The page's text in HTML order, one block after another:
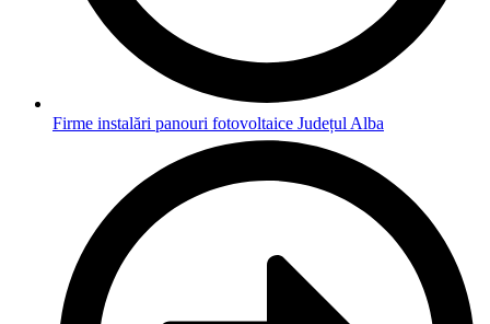
Firme instalări panouri fotovoltaice Județul Alba